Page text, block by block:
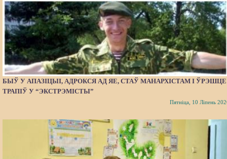
БЫЎ У АПАЗІЦЫІ, АДРОКСЯ АД ЯЕ, СТАЎ МАНАРХІСТАМ І ЎРЭШЦЕ
ТРАПІЎ У “ЭКСТРЭМІСТЫ”
Пятніца, 10 Ліпень